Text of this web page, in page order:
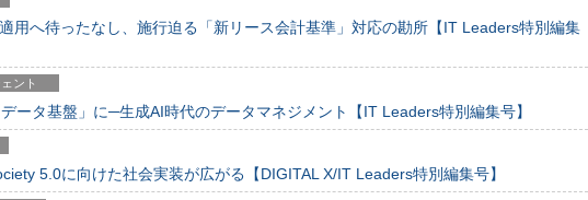
用へ待ったなし、施行迫る「新リース会計基準」対応の勘所【IT Leaders特別編集
ント
ータ基盤」に─生成AI時代のデータマネジメント【IT Leaders特別編集号】
5.0に向けた社会実装が広がる【DIGITAL X/IT Leaders特別編集号】